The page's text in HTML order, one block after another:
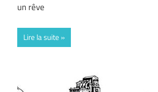
un rêve
Lire la suite